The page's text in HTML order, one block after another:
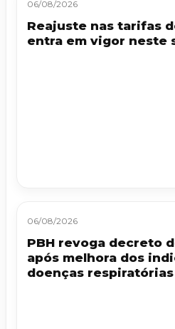
06/08/2026
Reajuste nas tarifas
entra em vigor neste
06/08/2026
PBH revoga decreto
após melhora dos
doenças respiratórias